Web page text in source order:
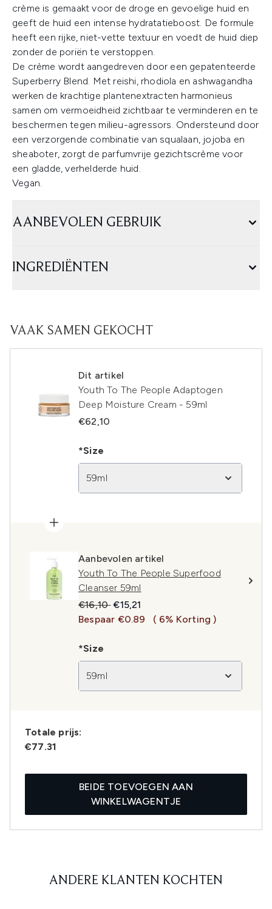
crème is gemaakt voor de droge en gevoelige huid en
geeft de huid een intense hydratatieboost. De formule
heeft een rijke, niet-vette textuur en voedt de huid diep
zonder de poriën te verstoppen.
De crème wordt aangedreven door een gepatenteerde
Superberry Blend. Met reishi, rhodiola en ashwagandha
werken de krachtige plantenextracten harmonieus
samen om vermoeidheid zichtbaar te verminderen en te
beschermen tegen milieu-agressors. Ondersteund door
een verzorgende combinatie van squalaan, jojoba en
sheaboter, zorgt de parfumvrije gezichtscrème voor
een gladde, verhelderde huid.
Vegan.
AANBEVOLEN GEBRUIK
INGREDIËNTEN
VAAK SAMEN GEKOCHT
Dit artikel
Youth To The People Adaptogen
Deep Moisture Cream - 59ml
€62,10
*Size
59ml
Aanbevolen artikel
Youth To The People Superfood
Cleanser 59ml
Recommended Retail Price:
€16,10Huidige prijs:
€15,21
Bespaar €0.89
( 6% Korting )
*Size
59ml
Totale prijs:
€77.31
BEIDE TOEVOEGEN AAN
WINKELWAGENTJE
ANDERE KLANTEN KOCHTEN